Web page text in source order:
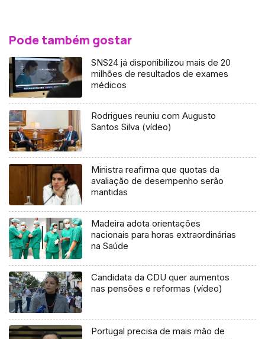
Pode também gostar
SNS24 já disponibilizou mais de 20
milhões de resultados de exames
médicos
Rodrigues reuniu com Augusto
Santos Silva (vídeo)
Ministra reafirma que quotas da
avaliação de desempenho serão
mantidas
Madeira adota orientações
nacionais para horas extraordinárias
na Saúde
Candidata da CDU quer aumentos
nas pensões e reformas (vídeo)
Portugal precisa de mais mão de